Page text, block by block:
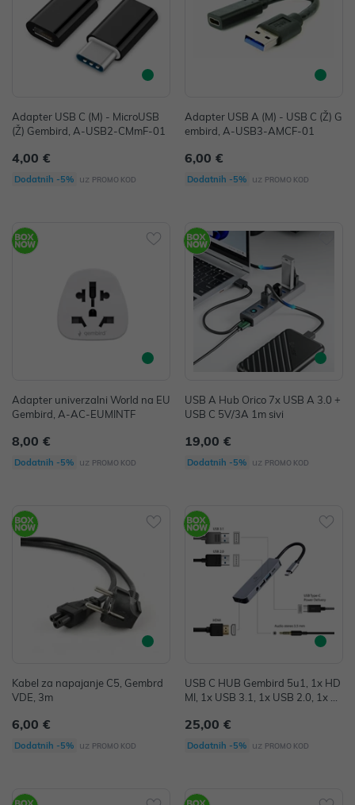
Adapter USB C (M) - MicroUSB
(Ž) Gembird, A-USB2-CMmF-01
4,00 €
Dodatnih -5% uz PROMO KOD
Adapter USB A (M) - USB C (Ž) G
embird, A-USB3-AMCF-01
6,00 €
Dodatnih -5% uz PROMO KOD
Adapter univerzalni World na EU
Gembird, A-AC-EUMINTF
8,00 €
Dodatnih -5% uz PROMO KOD
USB A Hub Orico 7x USB A 3.0 +
USB C 5V/3A 1m sivi
19,00 €
Dodatnih -5% uz PROMO KOD
Kabel za napajanje C5, Gembrd
VDE, 3m
6,00 €
Dodatnih -5% uz PROMO KOD
USB C HUB Gembird 5u1, 1x HD
MI, 1x USB 3.1, 1x USB 2.0, 1x U
A-CM-COMBO5-02
25,00 €
Dodatnih -5% uz PROMO KOD